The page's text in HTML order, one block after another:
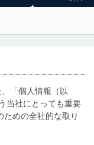
「個人情報（以
当社にとっても重要
めの全社的な取り